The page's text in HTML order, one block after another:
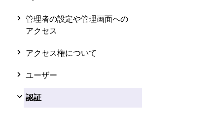
管理者の設定や管理画面への
アクセス
アクセス権について
ユーザー
認証